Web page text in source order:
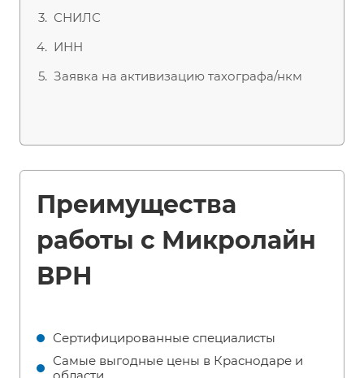
СНИЛС
ИНН
Заявка на активизацию тахографа/нкм
Преимущества
работы с Микролайн
ВРН
Сертифицированные специалисты
Самые выгодные цены в Краснодаре и
области